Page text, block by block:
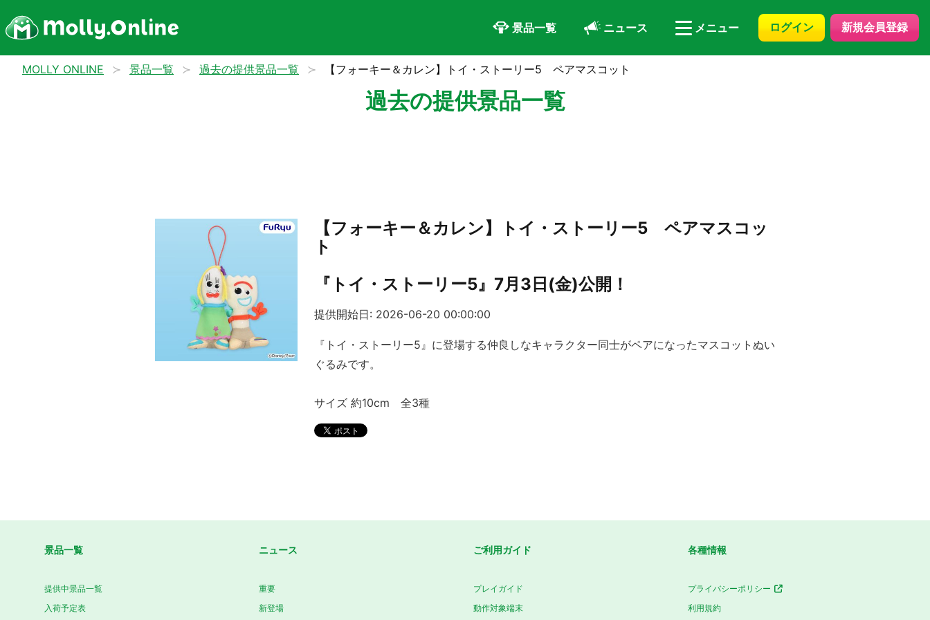
景品一覧 ニュース メニュー ログイン 新規会員登録
MOLLY ONLINE 景品一覧 過去の提供景品一覧 【フォーキー＆カレン】トイ・ストーリー5 ペアマスコット
過去の提供景品一覧
【フォーキー＆カレン】トイ・ストーリー5 ペアマスコッ
ト
『トイ・ストーリー5』7月3日(金)公開！
提供開始日: 2026-06-20 00:00:00
『トイ・ストーリー5』に登場する仲良しなキャラクター同士がペアになったマスコットぬい
ぐるみです。
サイズ 約10cm 全3種
景品一覧
提供中景品一覧
入荷予定表
ニュース
重要
新登場
ご利用ガイド
プレイガイド
動作対象端末
各種情報
プライバシーポリシー
利用規約